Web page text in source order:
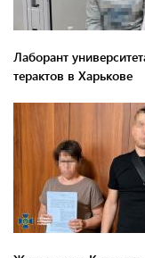
Лаборант
терактов в Харькове